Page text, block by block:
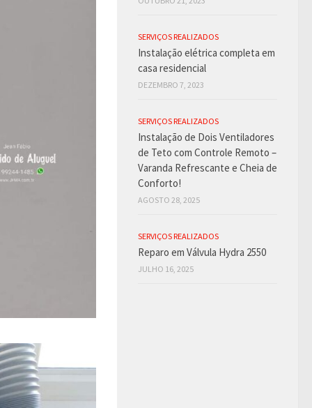
SERVIÇOS REALIZADOS
Instalação elétrica completa em
casa residencial
DEZEMBRO 7, 2023
SERVIÇOS REALIZADOS
Instalação de Dois Ventiladores
de Teto com Controle Remoto –
Varanda Refrescante e Cheia de
Conforto!
AGOSTO 28, 2025
SERVIÇOS REALIZADOS
Reparo em Válvula Hydra 2550
JULHO 16, 2025